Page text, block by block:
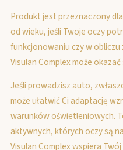
Produkt jest przeznaczony
od wieku, jeśli Twoje oczy
funkcjonowaniu czy w obliczu
Visulan Complex może
Jeśli prowadzisz auto,
może ułatwić Ci adaptację
warunków oświetleniowych.
aktywnych, których oczy są
Visulan Complex wspiera